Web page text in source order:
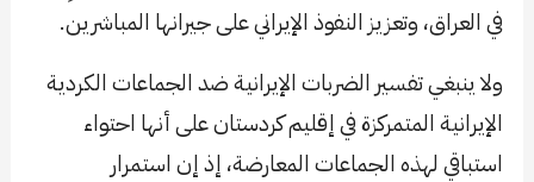
في العراق، وتعزيز النفوذ الإيراني على جيرانها المباشرين.
ولا ينبغي تفسير الضربات الإيرانية ضد الجماعات الكردية
الإيرانية المتمركزة في إقليم كردستان على أنها احتواء
استباقي لهذه الجماعات المعارضة، إذ إن استمرار